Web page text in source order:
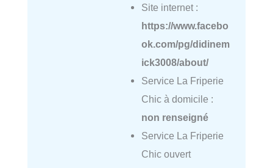
Site internet :
https://www.facebo
ok.com/pg/didinem
ick3008/about/
Service La Friperie
Chic à domicile :
non renseigné
Service La Friperie
Chic ouvert